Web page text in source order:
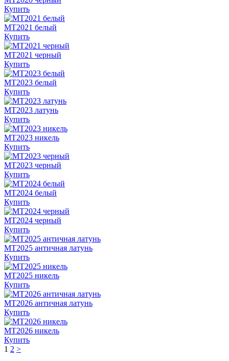
Купить
MT2021 белый
Купить
MT2021 черный
Купить
MT2023 белый
Купить
MT2023 латунь
Купить
MT2023 никель
Купить
MT2023 черный
Купить
MT2024 белый
Купить
MT2024 черный
Купить
MT2025 античная латунь
Купить
MT2025 никель
Купить
MT2026 античная латунь
Купить
MT2026 никель
Купить
1 2 >